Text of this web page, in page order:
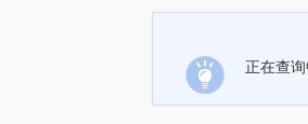
正在查